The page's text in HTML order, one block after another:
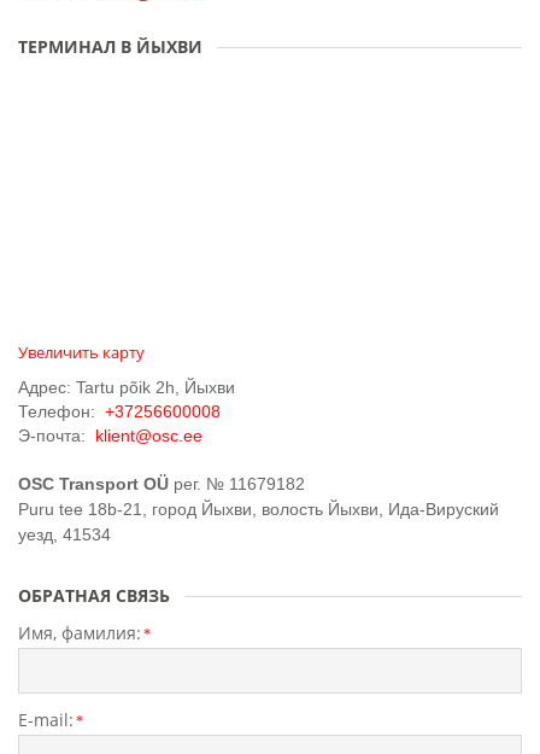
ТЕРМИНАЛ В ЙЫХВИ
Увеличить карту
Адрес: Tartu põik 2h, Йыхви
Телефон: +37256600008
Э-почта: klient@osc.ee
OSC Transport OÜ рег. № 11679182
Puru tee 18b-21, город Йыхви, волость Йыхви, Ида-Вируский
уезд, 41534
ОБРАТНАЯ СВЯЗЬ
Имя, фамилия: *
E-mail: *